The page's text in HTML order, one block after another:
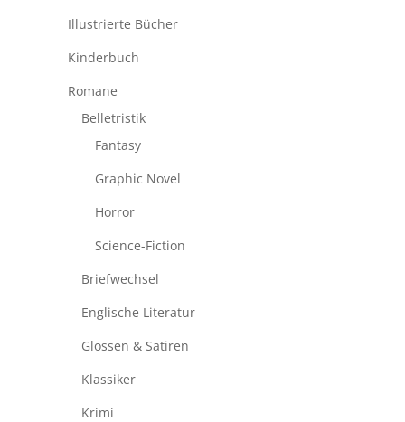
Illustrierte Bücher
Kinderbuch
Romane
Belletristik
Fantasy
Graphic Novel
Horror
Science-Fiction
Briefwechsel
Englische Literatur
Glossen & Satiren
Klassiker
Krimi